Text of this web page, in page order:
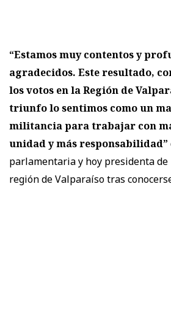
“Estamos muy contentos y
agradecidos. Este resultado,
los votos en la Región de
triunfo lo sentimos como un
militancia para trabajar con
unidad y más responsabilidad”
parlamentaria y hoy presidenta de
región de Valparaíso tras